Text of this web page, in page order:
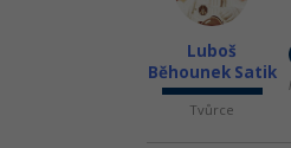
Luboš
Běhounek Satik
Tvůrce